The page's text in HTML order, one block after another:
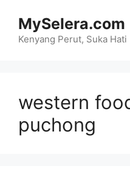
content
MySelera.com
Kenyang Perut, Suka Hati
western
puchong